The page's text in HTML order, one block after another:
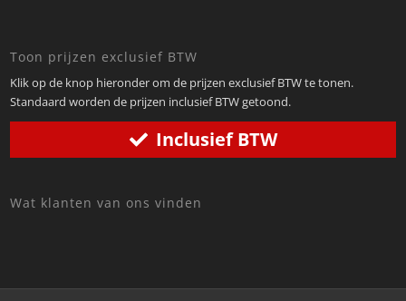
Toon prijzen exclusief BTW
Klik op de knop hieronder om de prijzen exclusief BTW te tonen.
Standaard worden de prijzen inclusief BTW getoond.
Inclusief BTW
Wat klanten van ons vinden